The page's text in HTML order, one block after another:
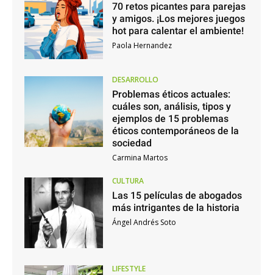
70 retos picantes para parejas
y amigos. ¡Los mejores juegos
hot para calentar el ambiente!
Paola Hernandez
DESARROLLO
Problemas éticos actuales:
cuáles son, análisis, tipos y
ejemplos de 15 problemas
éticos contemporáneos de la
sociedad
Carmina Martos
CULTURA
Las 15 películas de abogados
más intrigantes de la historia
Ángel Andrés Soto
LIFESTYLE